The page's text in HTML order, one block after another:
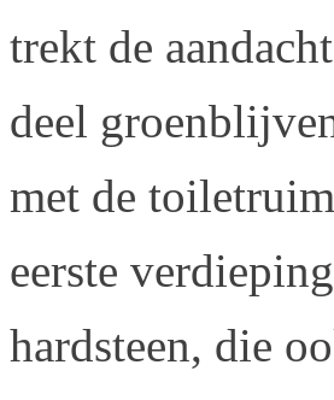
trekt de
deel
met de
eerste
hardsteen, die